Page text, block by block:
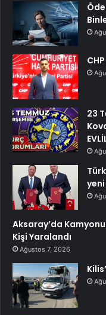
23
Aksaray’da
Kişi Yaralandı
Ağustos 7, 2026